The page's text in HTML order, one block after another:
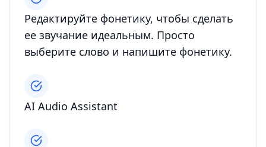
Редактируйте фонетику, чтобы сделать
ее звучание идеальным. Просто
выберите слово и напишите фонетику.
AI Audio Assistant